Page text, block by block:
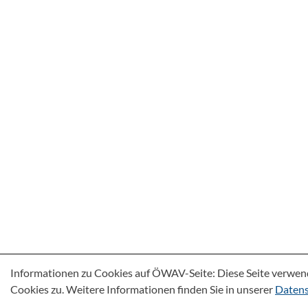
Informationen zu Cookies auf ÖWAV-Seite: Diese Seite
Cookies zu. Weitere Informationen finden Sie in unserer